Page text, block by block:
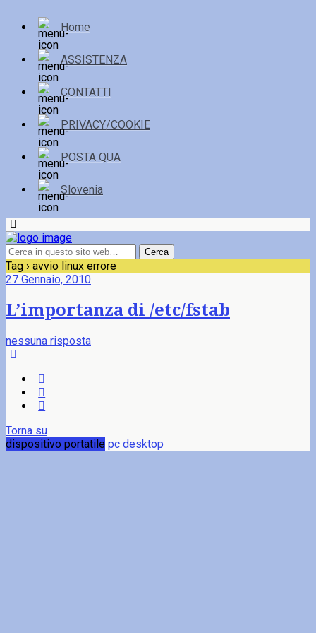
Home
ASSISTENZA
CONTATTI
PRIVACY/COOKIE
POSTA QUA
Slovenia
Tag › avvio linux errore
27 Gennaio, 2010
L’importanza di /etc/fstab
nessuna risposta
Torna su
dispositivo portatile pc desktop